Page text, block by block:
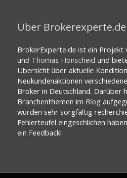
Über Brokerexperte.de
BrokerExperte.de ist ein Projekt
und Thomas Hönscheid und
Übersicht über aktuelle
Neukundenaktionen
Broker in Deutschland. Darüber
Branchenthemen im Blog
wurden sehr sorgfältig
Fehlerteufel eingeschlichen
ein Feedback!